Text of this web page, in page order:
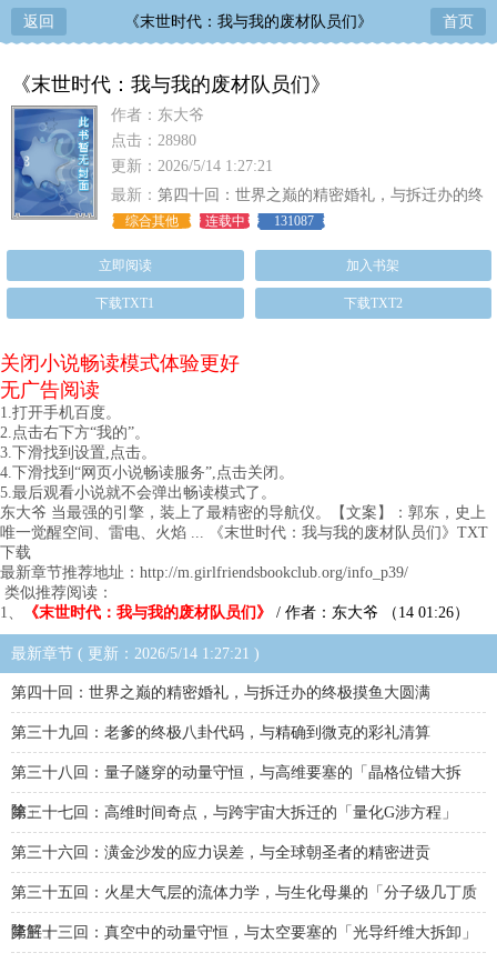
返回 《末世时代：我与我的废材队员们》 首页
《末世时代：我与我的废材队员们》
作者：东大爷
点击：28980
更新：2026/5/14 1:27:21
最新： 第四十回：世界之巅的精密婚礼，与拆迁办的终
极摸鱼大圆满
综合其他 连载中 131087
立即阅读 加入书架
下载TXT1 下载TXT2
关闭小说畅读模式体验更好
无广告阅读
1.打开手机百度。
2.点击右下方“我的”。
3.下滑找到设置,点击。
4.下滑找到“网页小说畅读服务”,点击关闭。
5.最后观看小说就不会弹出畅读模式了。
东大爷 当最强的引擎，装上了最精密的导航仪。【文案】：郭东，史上
唯一觉醒空间、雷电、火焰 ... 《末世时代：我与我的废材队员们》TXT
下载
最新章节推荐地址：http://m.girlfriendsbookclub.org/info_p39/
类似推荐阅读：
1、
《末世时代：我与我的废材队员们》 / 作者：东大爷 （14 01:26）
最新章节 ( 更新：2026/5/14 1:27:21 )
第四十回：世界之巅的精密婚礼，与拆迁办的终极摸鱼大圆满
第三十九回：老爹的终极八卦代码，与精确到微克的彩礼清算
第三十八回：量子隧穿的动量守恒，与高维要塞的「晶格位错大拆
除」
第三十七回：高维时间奇点，与跨宇宙大拆迁的「量化G涉方程」
第三十六回：潢金沙发的应力误差，与全球朝圣者的精密进贡
第三十五回：火星大气层的流体力学，与生化母巢的「分子级几丁质
降解」
第三十三回：真空中的动量守恒，与太空要塞的「光导纤维大拆卸」